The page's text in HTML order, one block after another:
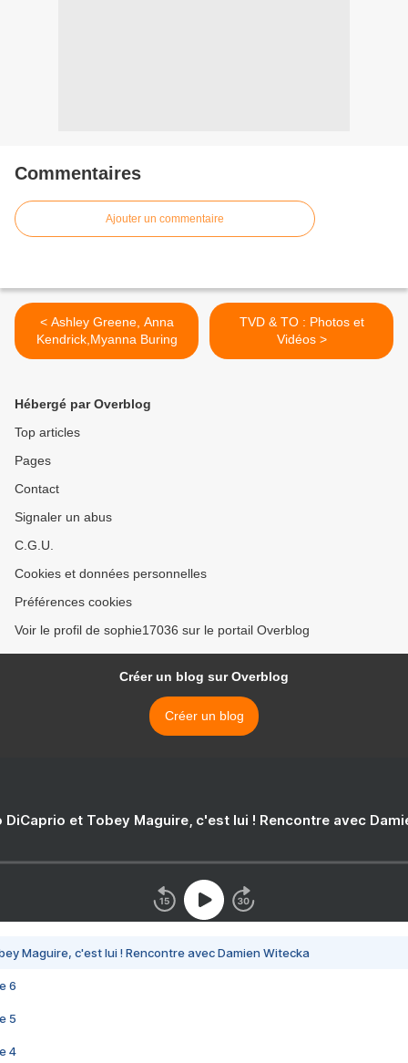
Commentaires
Ajouter un commentaire
< Ashley Greene, Anna
Kendrick,Myanna Buring
TVD & TO : Photos et
Vidéos >
Hébergé par Overblog
Top articles
Pages
Contact
Signaler un abus
C.G.U.
Cookies et données personnelles
Préférences cookies
Voir le profil de sophie17036 sur le portail Overblog
Créer un blog sur Overblog
Créer un blog
DiCaprio et Tobey Maguire, c'est lui ! Rencontre avec
Maguire, c'est lui ! Rencontre avec Damien Witecka
6
5
4